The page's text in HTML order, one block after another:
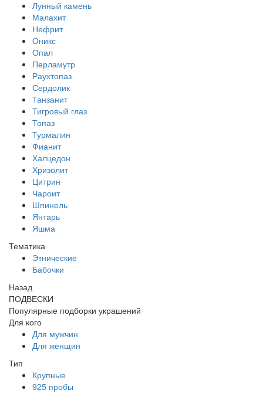
Лунный камень
Малахит
Нефрит
Оникс
Опал
Перламутр
Раухтопаз
Сердолик
Танзанит
Тигровый глаз
Топаз
Турмалин
Фианит
Халцедон
Хризолит
Цитрин
Чароит
Шпинель
Янтарь
Яшма
Тематика
Этнические
Бабочки
Назад
ПОДВЕСКИ
Популярные подборки украшений
Для кого
Для мужчин
Для женщин
Тип
Крупные
925 пробы